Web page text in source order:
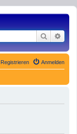
Suche
Anmelden
Registrieren